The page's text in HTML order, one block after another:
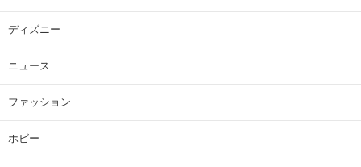
ディズニー
ニュース
ファッション
ホビー